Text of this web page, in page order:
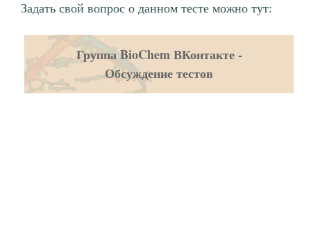
Задать свой вопрос о данном тесте можно тут:
Группа BioChem ВКонтакте -
Обсуждение тестов